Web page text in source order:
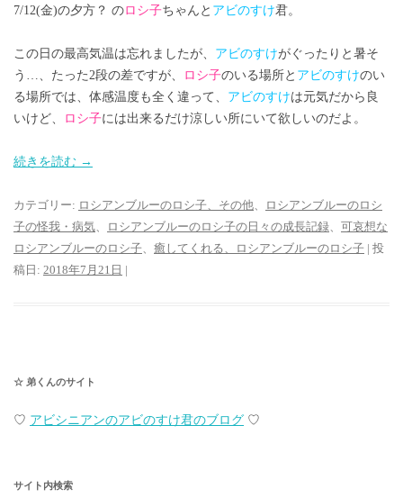
7/12(金)の夕方？ のロシ子ちゃんと アビのすけ君。
この日の最高気温は忘れましたが、 アビのすけがぐったりと暑そ
う…、たった2段の差ですが、
ロシ子のいる場所と アビのすけのい
る場所では、体感温度も全く違って、 アビのすけは元気だから良
いけど、
ロシ子には出来るだけ涼しい所にいて欲しいのだよ。
続きを読む →
カテゴリー: ロシアンブルーのロシ子、その他、
ロシアンブルーのロシ
子の怪我・病気、 ロシアンブルーのロシ子の日々の成長記録、 可哀想な
ロシアンブルーのロシ子、 癒してくれる、ロシアンブルーのロシ子 | 投
稿日: 2018年7月21日 |
☆ 弟くんのサイト
♡ アビシニアンのアビのすけ君のブログ ♡
サイト内検索